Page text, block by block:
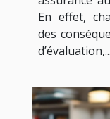
En effet,
des
d’évaluation,...